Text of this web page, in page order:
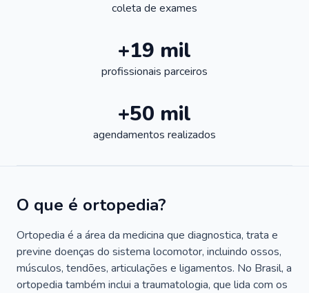
coleta de exames
+19 mil
profissionais parceiros
+50 mil
agendamentos realizados
O que é ortopedia?
Ortopedia é a área da medicina que diagnostica, trata e
previne doenças do sistema locomotor, incluindo ossos,
músculos, tendões, articulações e ligamentos. No Brasil, a
ortopedia também inclui a traumatologia, que lida com os